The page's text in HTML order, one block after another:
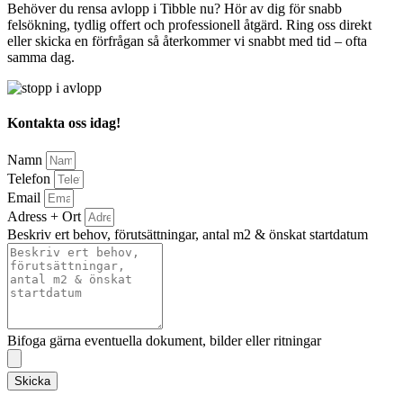
Behöver du rensa avlopp i Tibble nu? Hör av dig för snabb
felsökning, tydlig offert och professionell åtgärd. Ring oss direkt
eller skicka en förfrågan så återkommer vi snabbt med tid – ofta
samma dag.
Kontakta oss idag!
Namn
Telefon
Email
Adress + Ort
Beskriv ert behov, förutsättningar, antal m2 & önskat startdatum
Bifoga gärna eventuella dokument, bilder eller ritningar
Skicka